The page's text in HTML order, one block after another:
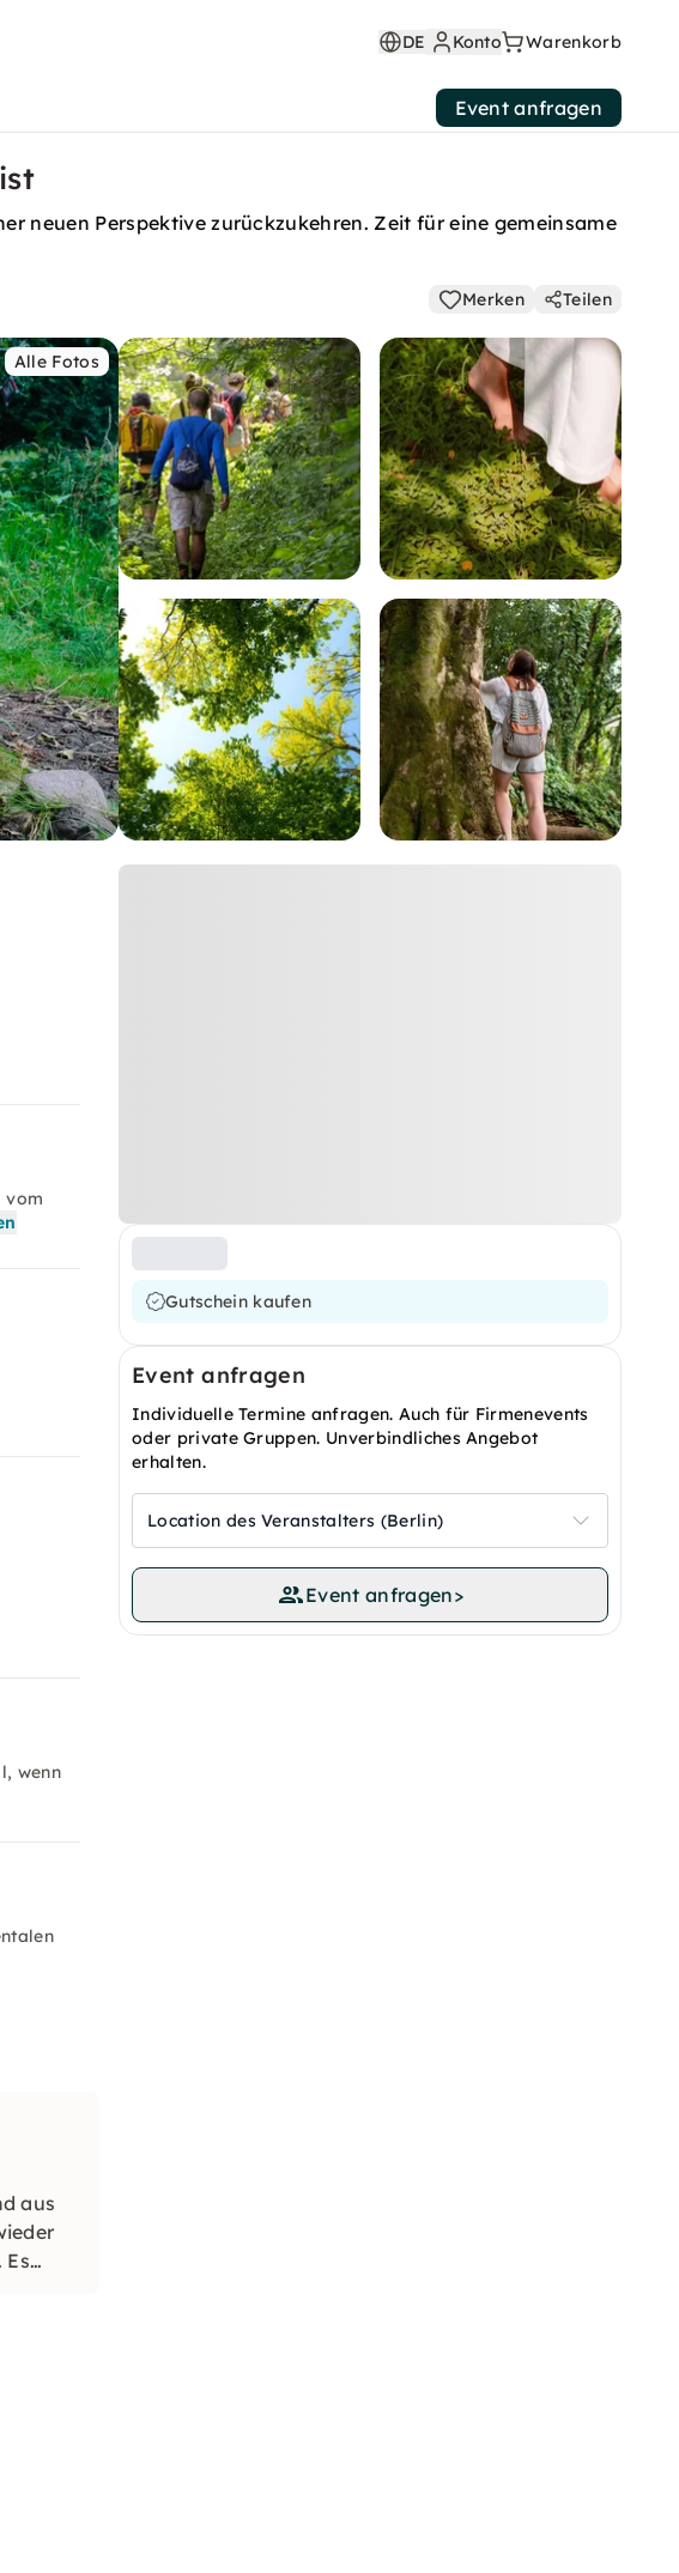
DE Konto Warenkorb
Event anfragen
neuen Perspektive zurückzukehren. Zeit für eine gemeinsame
Merken Teilen
Alle Fotos
Gutschein kaufen
Event anfragen
Individuelle Termine anfragen. Auch für Firmenevents
oder private Gruppen. Unverbindliches Angebot
erhalten.
Location des Veranstalters (Berlin)
Event anfragen>
vom
wenn
aus
Es